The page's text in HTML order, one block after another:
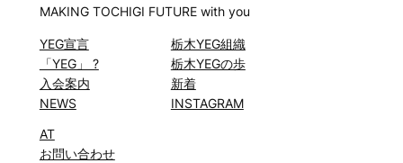
MAKING TOCHIGI FUTURE with you
YEG宣言
「YEG」 ?
入会案内
NEWS
栃木YEG組織
栃木YEGの歩
新着
INSTAGRAM
AT
お問い合わせ